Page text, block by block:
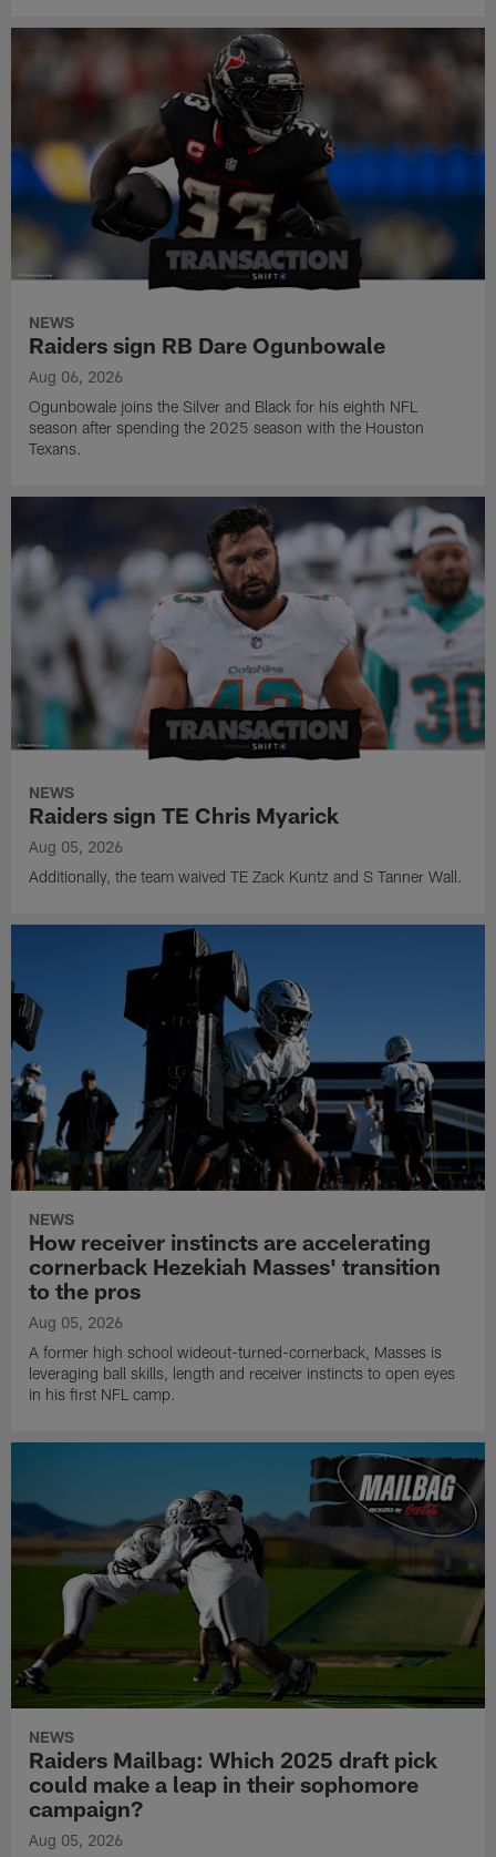
NEWS
Raiders sign RB Dare Ogunbowale
Aug 06, 2026
Ogunbowale joins the Silver and Black for his eighth NFL
season after spending the 2025 season with the Houston
Texans.
NEWS
Raiders sign TE Chris Myarick
Aug 05, 2026
Additionally, the team waived TE Zack Kuntz and S Tanner Wall.
NEWS
How receiver instincts are accelerating
cornerback Hezekiah Masses' transition
to the pros
Aug 05, 2026
A former high school wideout-turned-cornerback, Masses is
leveraging ball skills, length and receiver instincts to open eyes
in his first NFL camp.
NEWS
Raiders Mailbag: Which 2025 draft pick
could make a leap in their sophomore
campaign?
Aug 05, 2026